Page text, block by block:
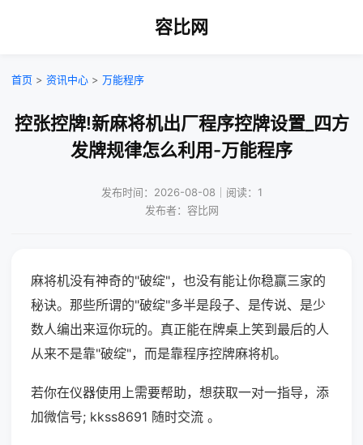
容比网
首页 > 资讯中心 > 万能程序
控张控牌!新麻将机出厂程序控牌设置_四方
发牌规律怎么利用-万能程序
发布时间：2026-08-08｜阅读：1
发布者：容比网
麻将机没有神奇的"破绽"，也没有能让你稳赢三家的
秘诀。那些所谓的"破绽"多半是段子、是传说、是少
数人编出来逗你玩的。真正能在牌桌上笑到最后的人
从来不是靠"破绽"，而是靠程序控牌麻将机。
若你在仪器使用上需要帮助，想获取一对一指导，添
加微信号; kkss8691 随时交流 。